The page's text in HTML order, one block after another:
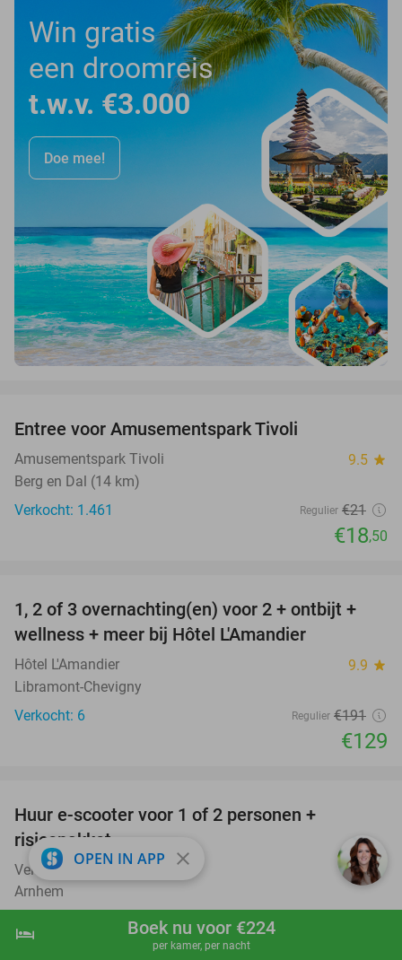
shopping_cart Boek nu
hotel Boek nu voor €224
per kamer, per nacht
Win gratis
een droomreis
t.w.v. €3.000
Doe mee!
Entree voor Amusementspark Tivoli
Amusementspark Tivoli 9.5 star
Berg en Dal (14 km)
Verkocht: 1.461
Regulier €21
€18,50
32%
TODAY
1, 2 of 3 overnachting(en) voor 2 + ontbijt +
wellness + meer bij Hôtel L'Amandier
Hôtel L'Amandier 9.9 star
Libramont-Chevigny
Verkocht: 6
Regulier €191
€129
Huur e-scooter voor 1 of 2 personen +
risicopakket
Veluwe Actief
Arnhem
OPEN IN APP close